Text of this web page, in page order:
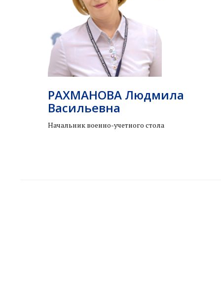
РАХМАНОВА Людмила
Васильевна
Начальник военно-учетного стола